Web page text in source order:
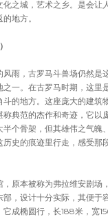
化之城，艺术之乡。是会让
地方。
）
雨，古罗马斗兽场仍然是
一。在古罗马时期，这里
斗的地方。这座庞大的建筑
称典范的杰作和奇迹，它以
半个骨架，但其雄伟之气魄
史的痕迹里行走，感受那
，原本被称为弗拉维安剧场
，设计十分实际，其便于
成椭圆行，长188米，宽